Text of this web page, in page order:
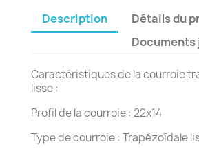
Description
Détails du
Caractéristiques de la courroie
lisse :
Profil de la courroie : 22x14
Type de courroie : Trapézoïdale